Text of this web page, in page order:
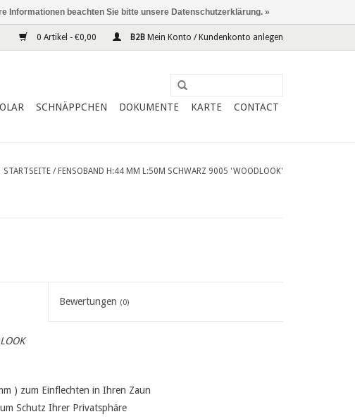
0 Artikel - €0,00 B2B Mein Konto / Kundenkonto anlegen
SCHNÄPPCHEN DOKUMENTE KARTE CONTACT
STARTSEITE / FENSOBAND H:44 MM L:50M SCHWARZ 9005 'WOODLOOK'
Bewertungen (0)
) zum Einflechten in Ihren Zaun
Schutz Ihrer Privatsphäre
Informationen beachten Sie bitte unsere Datenschutzerklärung. »